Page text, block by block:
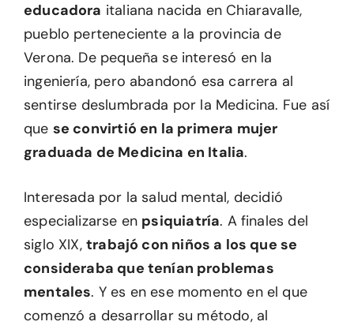
educadora italiana nacida en Chiaravalle,
pueblo perteneciente a la provincia de
Verona. De pequeña se interesó en la
ingeniería, pero abandonó esa carrera al
sentirse deslumbrada por la Medicina. Fue así
que se convirtió en la primera mujer
graduada de Medicina en Italia.
Interesada por la salud mental, decidió
especializarse en psiquiatría. A finales del
siglo XIX, trabajó con niños a los que se
consideraba que tenían problemas
mentales. Y es en ese momento en el que
comenzó a desarrollar su método, al